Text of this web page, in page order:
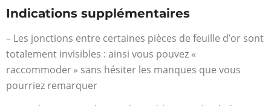
Indications supplémentaires
– Les jonctions entre certaines pièces de feuille d’or sont
totalement invisibles : ainsi vous pouvez «
raccommoder » sans hésiter les manques que vous
pourriez remarquer